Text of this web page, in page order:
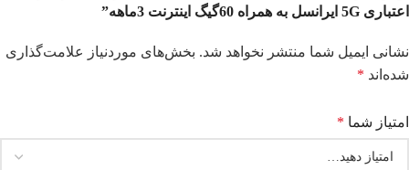
اعتباری 5G ایرانسل به همراه 60گیگ اینترنت 3ماهه”
نشانی ایمیل شما منتشر نخواهد شد. بخش‌های موردنیاز علامت‌گذاری
شده‌اند *
امتیاز شما *